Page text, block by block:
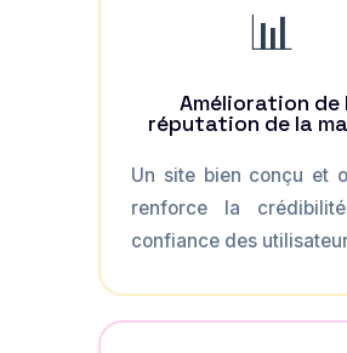
📊
Amélioration de
réputation de la
Un site bien conçu et
renforce la
confiance des